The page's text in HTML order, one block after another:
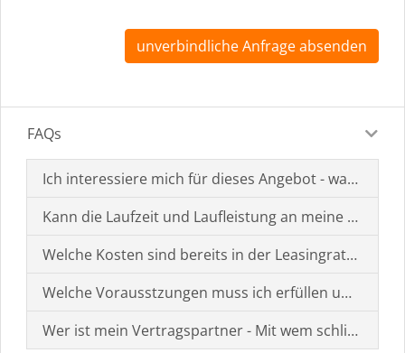
unverbindliche Anfrage absenden
FAQs
Ich interessiere mich für dieses Angebot - was muss
Kann die Laufzeit und Laufleistung an meine
Welche Kosten sind bereits in der Leasingrate
Welche Vorausstzungen muss ich erfüllen um einen
Wer ist mein Vertragspartner - Mit wem schließe ich